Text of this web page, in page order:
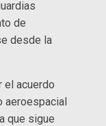
de
desde la
el acuerdo
aeroespacial
que sigue